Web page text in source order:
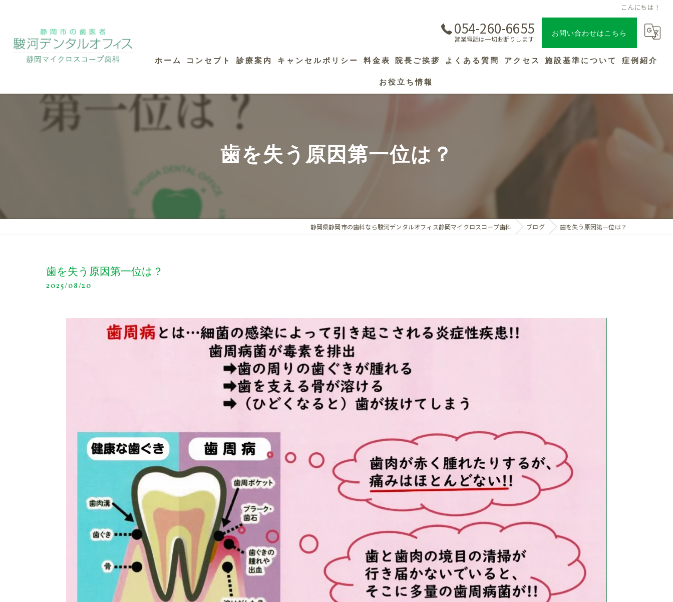
こんにちは！
054-260-6655
営業電話は一切お断りします お問い合わせはこちら
ホーム コンセプト 診療案内
歯髄保存療法
審美修復治療
保険歯科診療
キャンセルポリシー 料金表 院長ご挨拶 よくある質問 アクセス 施設基準について 症例紹介
お役立ち情報
歯を失う原因第一位は？
静岡県静岡市の歯科なら駿河デンタルオフィス静岡マイクロスコープ歯科 ブログ 歯を失う原因第一位は？
歯を失う原因第一位は？
2025/08/20